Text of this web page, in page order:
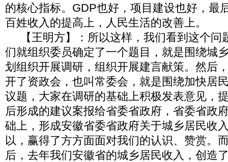
的核心指标。GDP也好，项目建设也好，最
百姓收入的提高上，人民生活的改善上。
【王明方】：所以这样，我们看到这个问
们就组织委员确定了一个题目，就是围绕城
划组织开展调研，组织开展建言献策。然后
开了资政会，也叫常委会，就是围绕加快居
议题，大家在调研的基础上积极发表意见，
后形成的建议案报给省委省政府，省委省政
础上，形成安徽省委省政府关于城乡居民收
以，赢得了方方面面对我们的认识、赞赏。
后，去年我们安徽省的城乡居民收入，创造